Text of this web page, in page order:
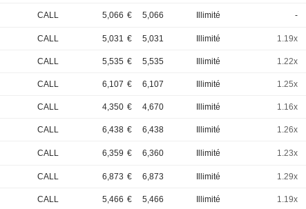
CALL 5,066 € 5,066 Illimité -
CALL 5,031 € 5,031 Illimité 1.19x
CALL 5,535 € 5,535 Illimité 1.22x
CALL 6,107 € 6,107 Illimité 1.25x
CALL 4,350 € 4,670 Illimité 1.16x
CALL 6,438 € 6,438 Illimité 1.26x
CALL 6,359 € 6,360 Illimité 1.23x
CALL 6,873 € 6,873 Illimité 1.29x
CALL 5,466 € 5,466 Illimité 1.19x